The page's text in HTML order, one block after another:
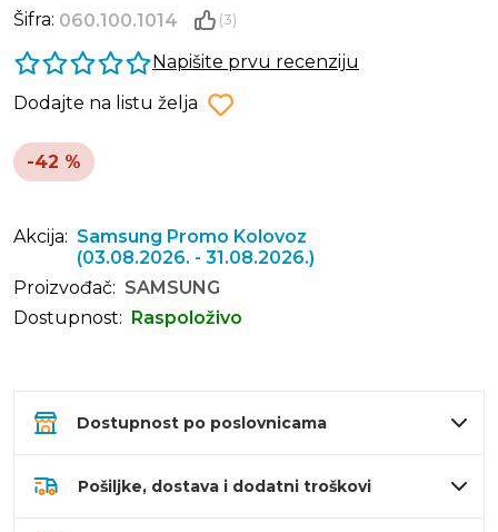
Šifra: 060.100.1014 (3)
Napišite prvu recenziju
Dodajte na listu želja
-42 %
Akcija: Samsung Promo Kolovoz
(03.08.2026. - 31.08.2026.)
Proizvođač: SAMSUNG
Dostupnost:
Raspoloživo
Dostupnost po poslovnicama
Pošiljke, dostava i dodatni troškovi